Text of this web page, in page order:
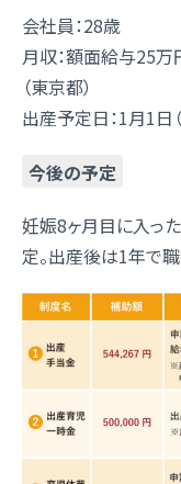
会社員：28歳
月収：額面給与25
（東京都）
出産予定日：1月1日
今後の予定
妊娠8ヶ月目に入っ
定。出産後は1年で